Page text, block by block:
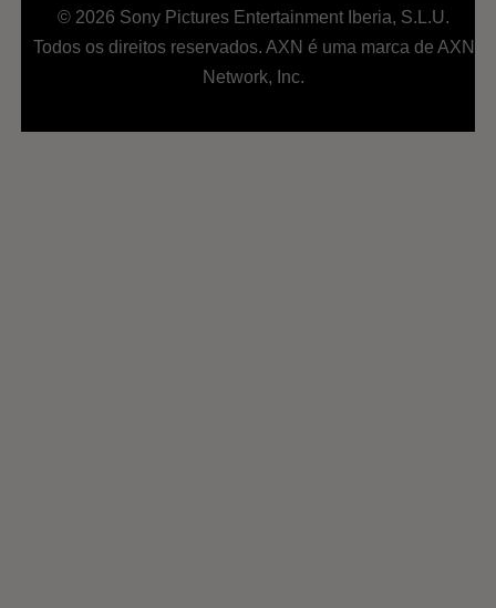
© 2026 Sony Pictures Entertainment Iberia, S.L.U.
Todos os direitos reservados. AXN é uma marca de AXN
Network, Inc.